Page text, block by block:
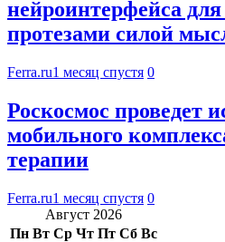
нейроинтерфейса
протезами силой
Ferra.ru1 месяц спустя 0
Роскосмос проведет
мобильного
терапии
Ferra.ru1 месяц спустя 0
Август 2026
Пн Вт Ср Чт Пт Сб Вс